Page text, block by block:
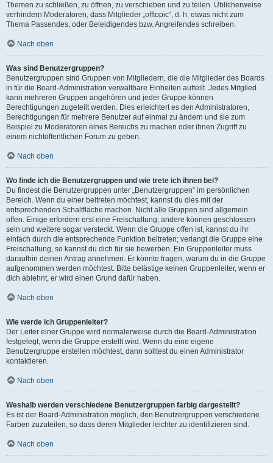
Themen zu schließen, zu öffnen, zu verschieben und zu teilen. Üblicherweise
verhindern Moderatoren, dass Mitglieder „offtopic“, d. h. etwas nicht zum
Thema Passendes, oder Beleidigendes bzw. Angreifendes schreiben.
Nach oben
Was sind Benutzergruppen?
Benutzergruppen sind Gruppen von Mitgliedern, die die Mitglieder des Boards
in für die Board-Administration verwaltbare Einheiten aufteilt. Jedes Mitglied
kann mehreren Gruppen angehören und jeder Gruppe können
Berechtigungen zugeteilt werden. Dies erleichtert es den Administratoren,
Berechtigungen für mehrere Benutzer auf einmal zu ändern und sie zum
Beispiel zu Moderatoren eines Bereichs zu machen oder ihnen Zugriff zu
einem nichtöffentlichen Forum zu geben.
Nach oben
Wo finde ich die Benutzergruppen und wie trete ich ihnen bei?
Du findest die Benutzergruppen unter „Benutzergruppen“ im persönlichen
Bereich. Wenn du einer beitreten möchtest, kannst du dies mit der
entsprechenden Schaltfläche machen. Nicht alle Gruppen sind allgemein
offen. Einige erfordern erst eine Freischaltung, andere können geschlossen
sein und weitere sogar versteckt. Wenn die Gruppe offen ist, kannst du ihr
einfach durch die entsprechende Funktion beitreten; verlangt die Gruppe eine
Freischaltung, so kannst du dich für sie bewerben. Ein Gruppenleiter muss
daraufhin deinen Antrag annehmen. Er könnte fragen, warum du in die Gruppe
aufgenommen werden möchtest. Bitte belästige keinen Gruppenleiter, wenn er
dich ablehnt, er wird einen Grund dafür haben.
Nach oben
Wie werde ich Gruppenleiter?
Der Leiter einer Gruppe wird normalerweise durch die Board-Administration
festgelegt, wenn die Gruppe erstellt wird. Wenn du eine eigene
Benutzergruppe erstellen möchtest, dann solltest du einen Administrator
kontaktieren.
Nach oben
Weshalb werden verschiedene Benutzergruppen farbig dargestellt?
Es ist der Board-Administration möglich, den Benutzergruppen verschiedene
Farben zuzuteilen, so dass deren Mitglieder leichter zu identifizieren sind.
Nach oben